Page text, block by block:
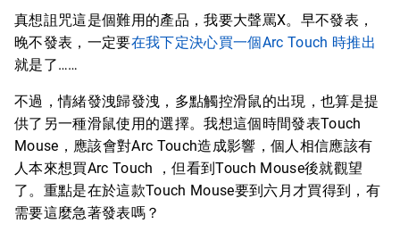
真想詛咒這是個難用的產品，我要大聲罵X。早不發表，
晚不發表，一定要在我下定決心買一個Arc Touch 時推出
就是了……
不過，情緒發洩歸發洩，多點觸控滑鼠的出現，也算是提
供了另一種滑鼠使用的選擇。我想這個時間發表Touch
Mouse，應該會對Arc Touch造成影響，個人相信應該有
人本來想買Arc Touch ，但看到Touch Mouse後就觀望
了。重點是在於這款Touch Mouse要到六月才買得到，有
需要這麼急著發表嗎？